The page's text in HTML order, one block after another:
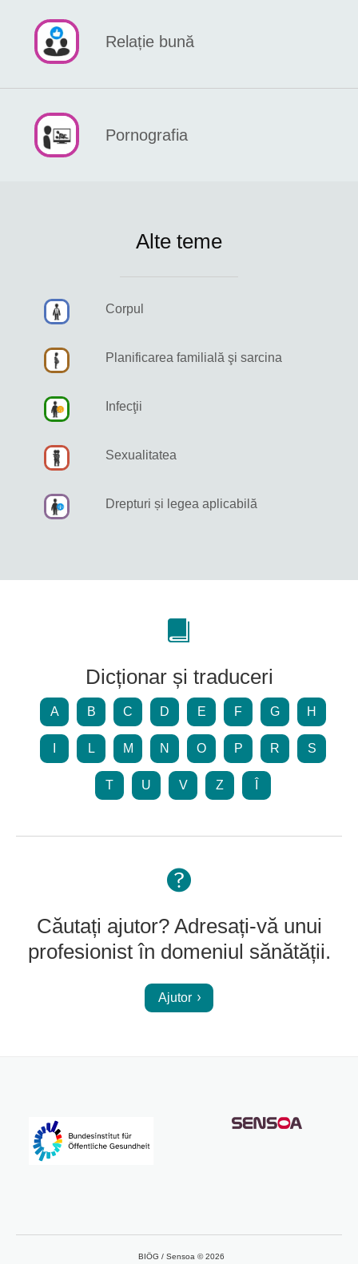
Relație bună
Pornografia
Alte teme
Corpul
Planificarea familială şi sarcina
Infecţii
Sexualitatea
Drepturi și legea aplicabilă
Dicționar și traduceri
A B C D E F G H
L M N O P R S
T U V Z
Căutați ajutor? Adresați-vă unui
profesionist în domeniul sănătății.
Ajutor
BIÖG / Sensoa © 2026